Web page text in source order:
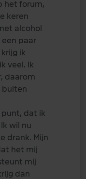
het forum,
keren
alcohol
paar
ik
veel. Ik
daarom
buiten
punt, dat ik
wil nu
drank. Mijn
het mij
mij
dan